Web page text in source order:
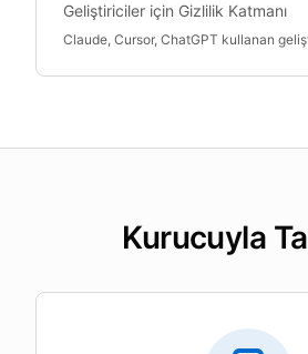
Geliştiriciler için Gizlilik Katmanı
Claude, Cursor, ChatGPT kullanan
Kurucuyla